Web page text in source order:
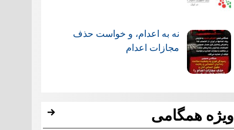
نه به اعدام، و خواست حذف
مجازات اعدام
ویژه همگامی